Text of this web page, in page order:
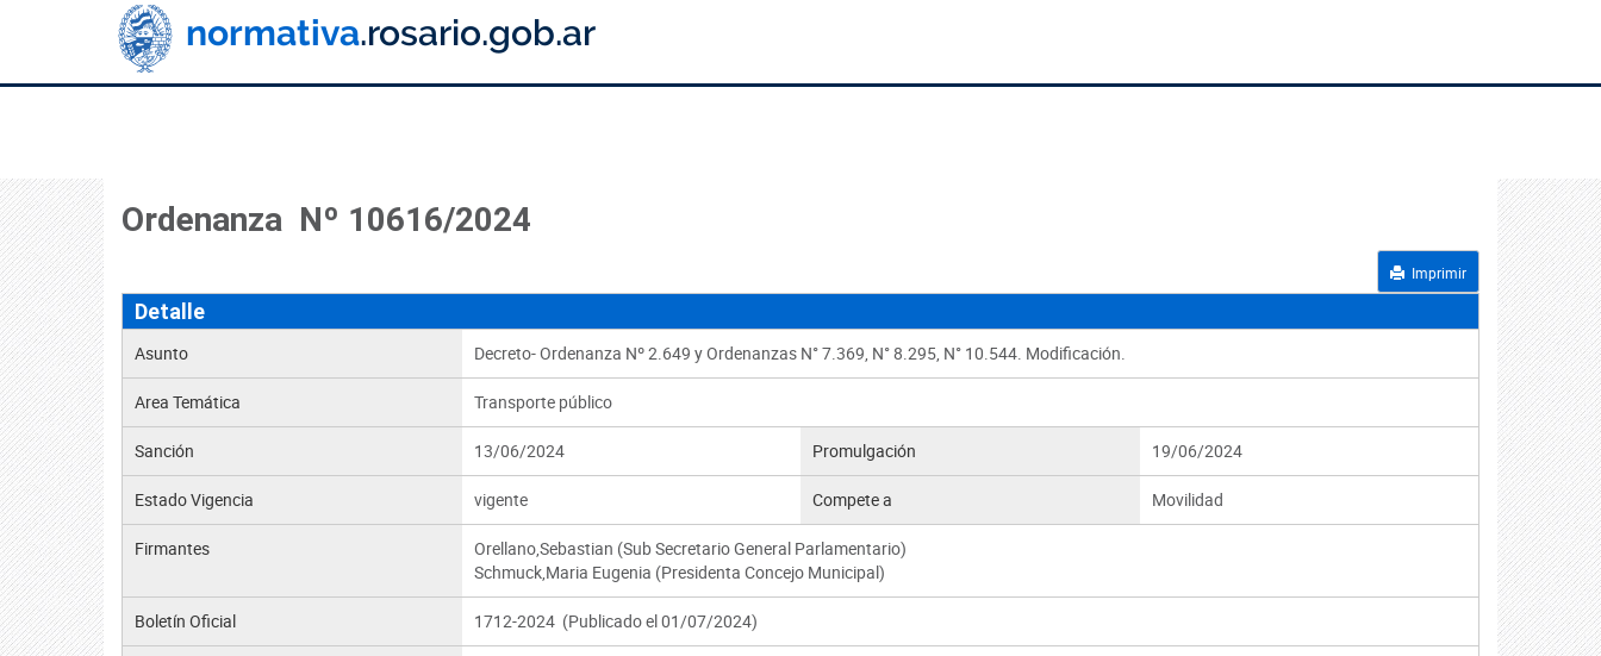
Ordenanza Nº 10616/2024
Imprimir
Detalle
Asunto Decreto- Ordenanza Nº 2.649 y Ordenanzas N° 7.369, N° 8.295, N° 10.544. Modificación.
Area Temática Transporte público
Sanción 13/06/2024 Promulgación 19/06/2024
Estado Vigencia vigente Compete a Movilidad
Firmantes
Orellano,Sebastian (Sub Secretario General Parlamentario)
Schmuck,Maria Eugenia (Presidenta Concejo Municipal)
Boletín Oficial 1712-2024 (Publicado el 01/07/2024)